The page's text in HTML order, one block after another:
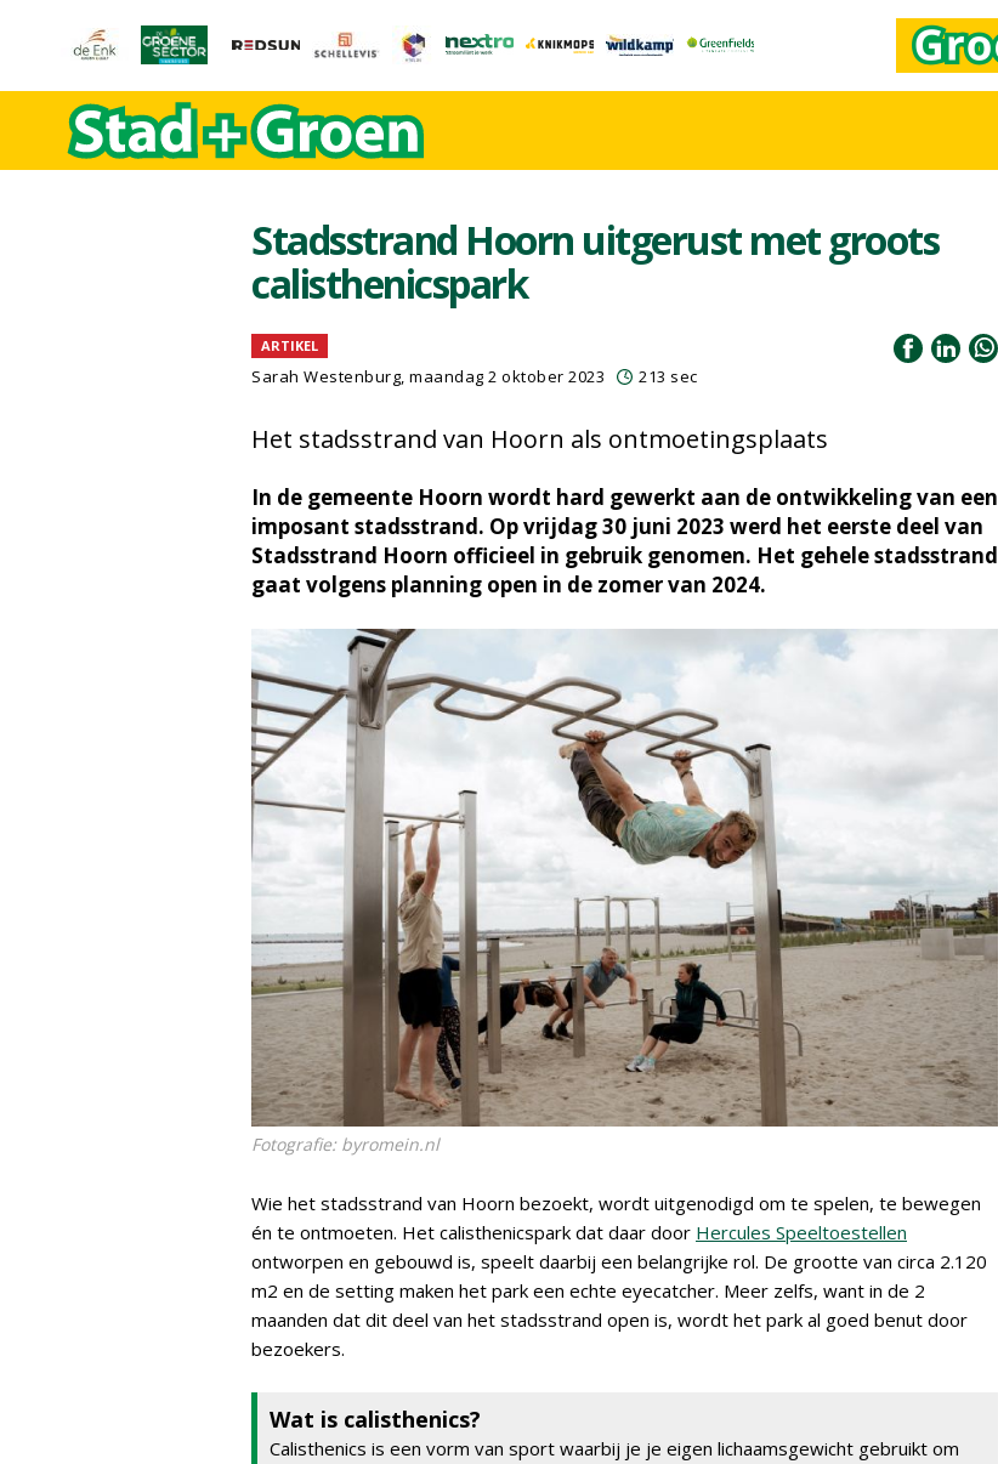
Stadsstrand Hoorn uitgerust met groots
calisthenicspark
ARTIKEL
Sarah Westenburg, maandag 2 oktober 2023 213 sec
Het stadsstrand van Hoorn als ontmoetingsplaats
In de gemeente Hoorn wordt hard gewerkt aan de ontwikkeling van een
imposant stadsstrand. Op vrijdag 30 juni 2023 werd het eerste deel van
Stadsstrand Hoorn officieel in gebruik genomen. Het gehele stadsstrand
gaat volgens planning open in de zomer van 2024.
Fotografie: byromein.nl
Wie het stadsstrand van Hoorn bezoekt, wordt uitgenodigd om te spelen, te bewegen
én te ontmoeten. Het calisthenicspark dat daar door Hercules Speeltoestellen
ontworpen en gebouwd is, speelt daarbij een belangrijke rol. De grootte van circa 2.120
m2 en de setting maken het park een echte eyecatcher. Meer zelfs, want in de 2
maanden dat dit deel van het stadsstrand open is, wordt het park al goed benut door
bezoekers.
Wat is calisthenics?
Calisthenics is een vorm van sport waarbij je je eigen lichaamsgewicht gebruikt om